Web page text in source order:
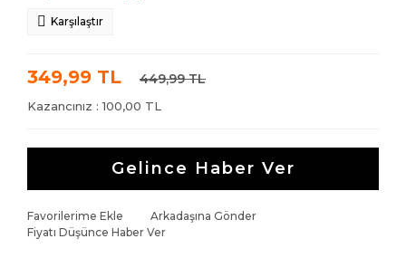
Karşılaştır
349,99 TL 449,99 TL
Kazancınız : 100,00 TL
Gelince Haber Ver
Favorilerime Ekle
Arkadaşına Gönder
Fiyatı Düşünce Haber Ver